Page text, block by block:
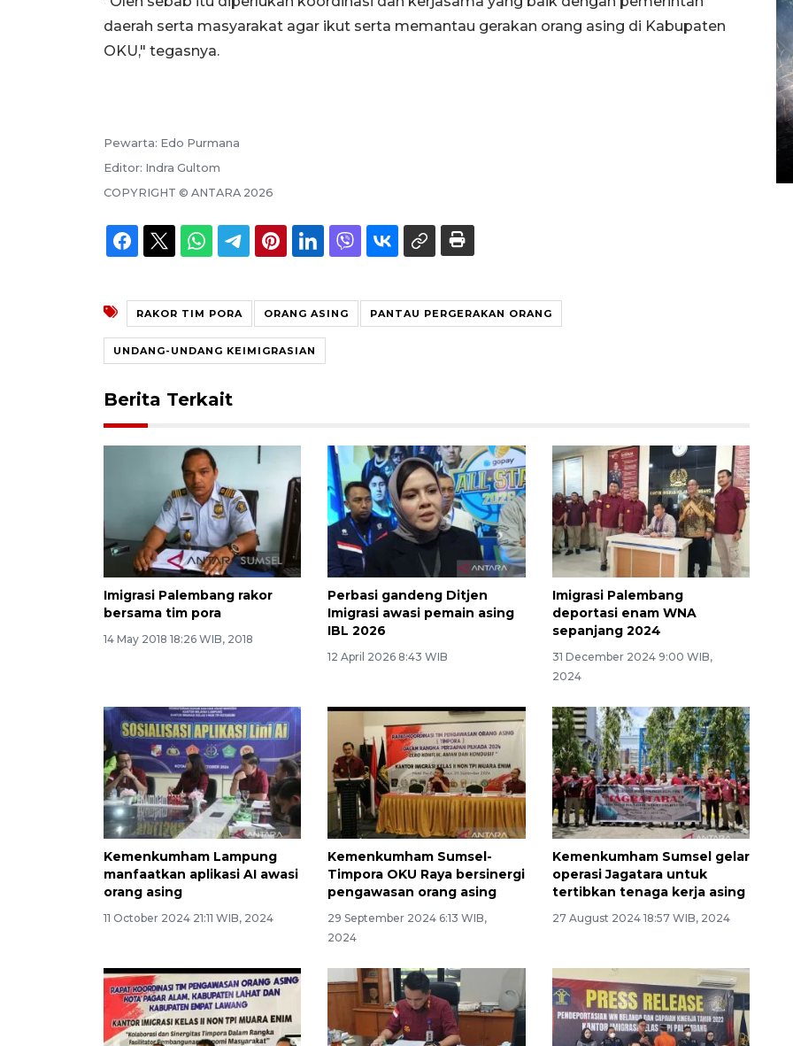
daerah serta masyarakat agar ikut serta memantau gerakan orang asing di Kabupaten
OKU," tegasnya.
Pewarta: Edo Purmana
Editor: Indra Gultom
COPYRIGHT © ANTARA 2026
RAKOR TIM PORA ORANG ASING PANTAU PERGERAKAN ORANG
UNDANG-UNDANG KEIMIGRASIAN
Berita Terkait
Imigrasi Palembang rakor
bersama tim pora
14 May 2018 18:26 WIB, 2018
Perbasi gandeng Ditjen
Imigrasi awasi pemain asing
IBL 2026
12 April 2026 8:43 WIB
Imigrasi Palembang
deportasi enam WNA
sepanjang 2024
31 December 2024 9:00 WIB,
2024
Kemenkumham Lampung
manfaatkan aplikasi AI awasi
orang asing
11 October 2024 21:11 WIB, 2024
Kemenkumham Sumsel-
Timpora OKU Raya bersinergi
pengawasan orang asing
29 September 2024 6:13 WIB,
2024
Kemenkumham Sumsel gelar
operasi Jagatara untuk
tertibkan tenaga kerja asing
27 August 2024 18:57 WIB, 2024